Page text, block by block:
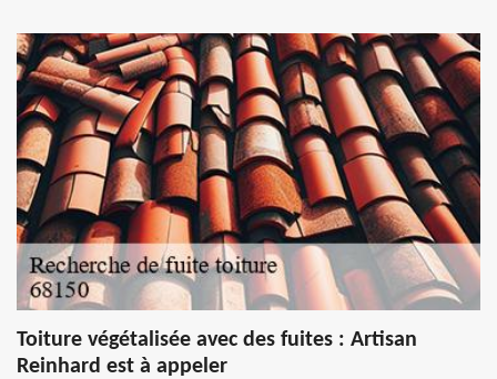
Toiture végétalisée avec des fuites : Artisan
Reinhard est à appeler